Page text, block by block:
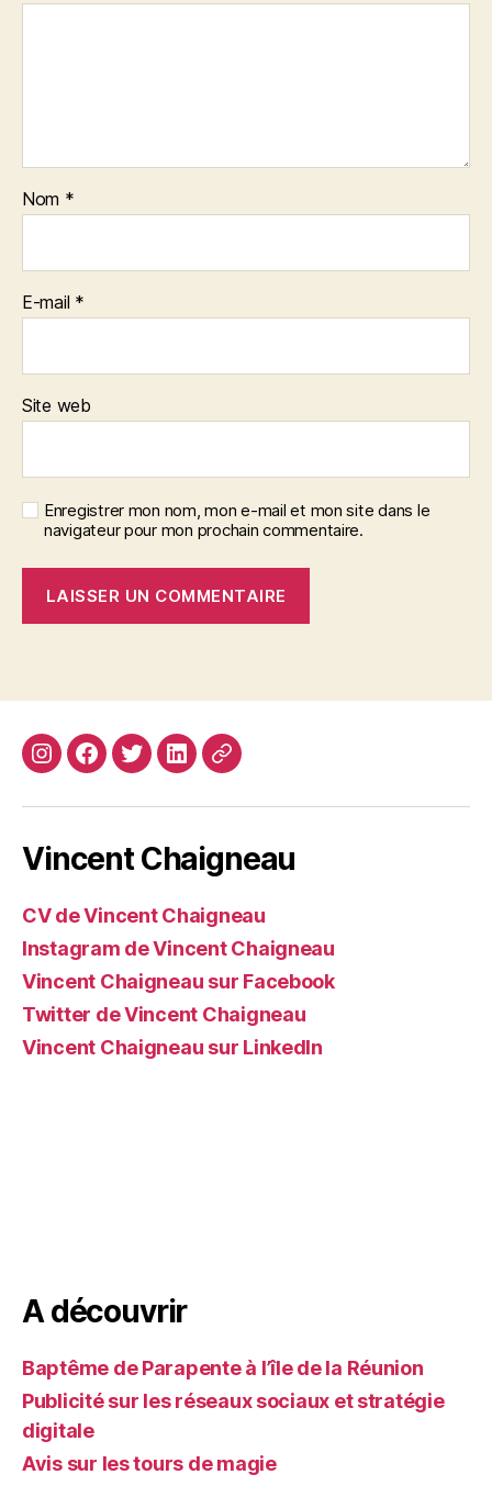
Nom *
E-mail *
Site web
Enregistrer mon nom, mon e-mail et mon site dans le
navigateur pour mon prochain commentaire.
InstagramFacebook
TwitterLinkedin
Site
Vincent Chaigneau
CV de Vincent Chaigneau
Instagram de Vincent Chaigneau
Vincent Chaigneau sur Facebook
Twitter de Vincent Chaigneau
Vincent Chaigneau sur LinkedIn
A découvrir
Baptême de Parapente à l’île de la Réunion
Publicité sur les réseaux sociaux et stratégie
digitale
Avis sur les tours de magie